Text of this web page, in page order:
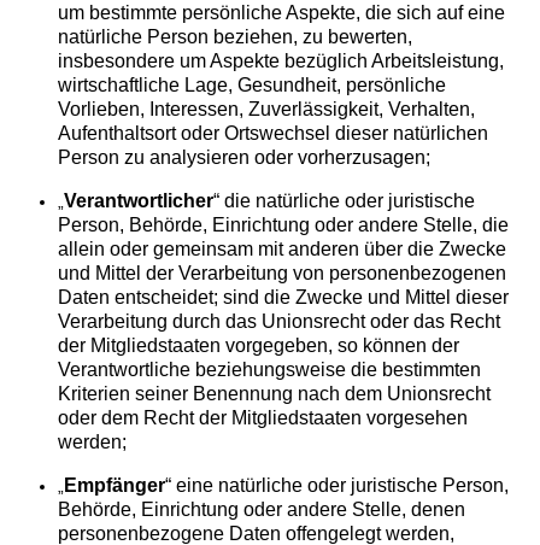
um bestimmte persönliche Aspekte, die sich auf eine
natürliche Person beziehen, zu bewerten,
insbesondere um Aspekte bezüglich Arbeitsleistung,
wirtschaftliche Lage, Gesundheit, persönliche
Vorlieben, Interessen, Zuverlässigkeit, Verhalten,
Aufenthaltsort oder Ortswechsel dieser natürlichen
Person zu analysieren oder vorherzusagen;
Verantwortlicher“ die natürliche oder juristische
Person, Behörde, Einrichtung oder andere Stelle, die
allein oder gemeinsam mit anderen über die Zwecke
und Mittel der Verarbeitung von personenbezogenen
Daten entscheidet; sind die Zwecke und Mittel dieser
Verarbeitung durch das Unionsrecht oder das Recht
der Mitgliedstaaten vorgegeben, so können der
Verantwortliche beziehungsweise die bestimmten
Kriterien seiner Benennung nach dem Unionsrecht
oder dem Recht der Mitgliedstaaten vorgesehen
werden;
Empfänger“ eine natürliche oder juristische Person,
Behörde, Einrichtung oder andere Stelle, denen
personenbezogene Daten offengelegt werden,